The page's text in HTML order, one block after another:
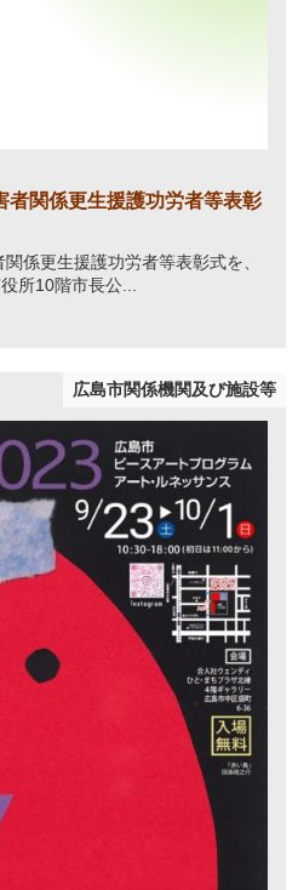
者関係更生援護功労者等表彰
係更生援護功労者等表彰式を、
所10階市長公...
広島市関係機関及び施設等